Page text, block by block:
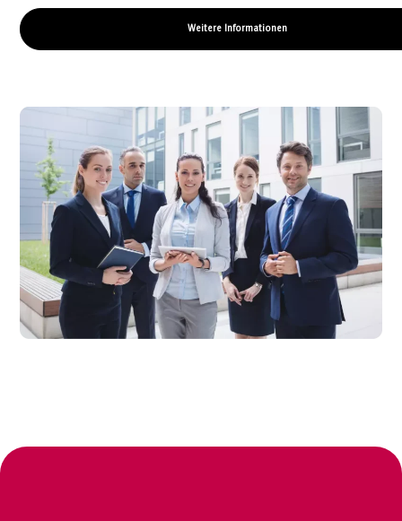
Weitere Informationen